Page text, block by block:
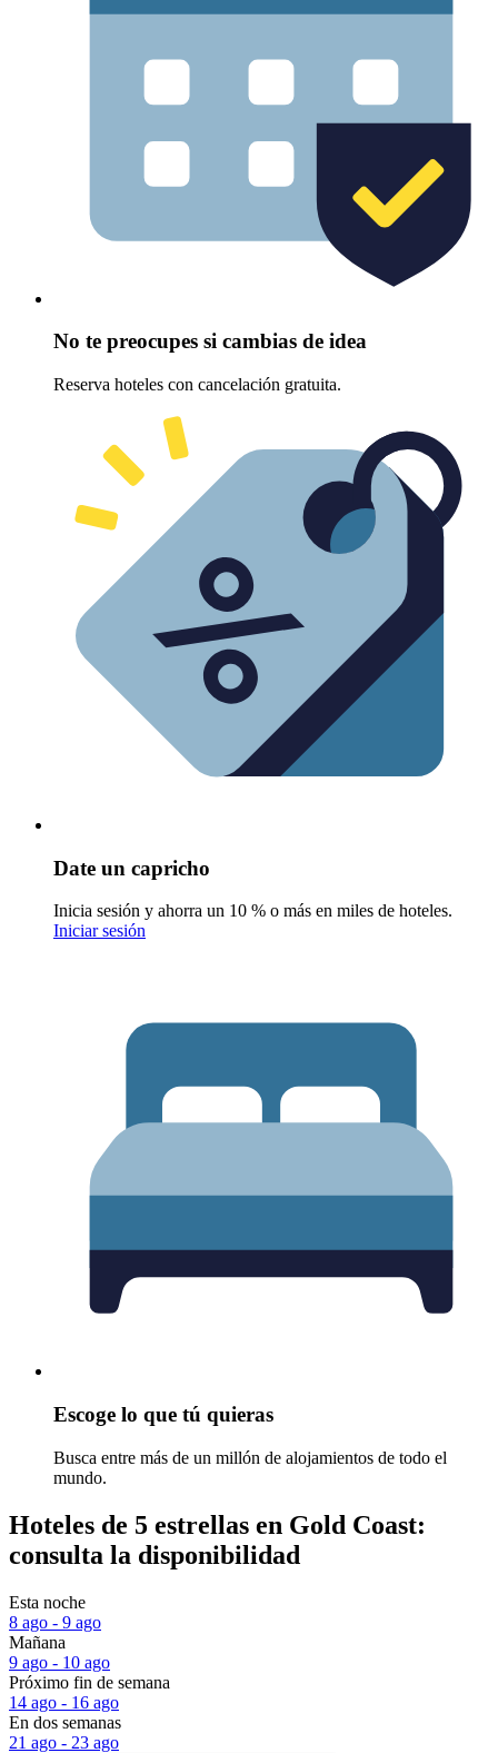
No te preocupes si cambias de idea
Reserva hoteles con cancelación gratuita.
Date un capricho
Inicia sesión y ahorra un 10 % o más en miles de hoteles.
Iniciar sesión
Escoge lo que tú quieras
Busca entre más de un millón de alojamientos de todo el
mundo.
Hoteles de 5 estrellas en Gold Coast:
consulta la disponibilidad
Esta noche
8 ago - 9 ago
Mañana
9 ago - 10 ago
Próximo fin de semana
14 ago - 16 ago
En dos semanas
21 ago - 23 ago